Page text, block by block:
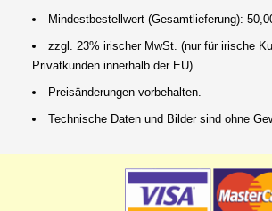
Mindestbestellwert (Gesamtlieferung):
zzgl. 23% irischer MwSt. (nur für irische
Privatkunden innerhalb der EU)
Preisänderungen vorbehalten.
Technische Daten und Bilder sind ohne